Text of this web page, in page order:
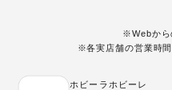
※Webから
※各実店舗の営業時
ホビーラホビーレ